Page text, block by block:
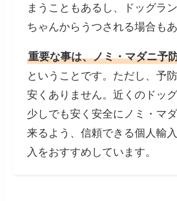
まうこともあるし、ドッグラ
ちゃんからうつされる場合もあ
重要な事は、ノミ・マダニ予
ということです。ただし、予
安くありません。近くのドッグ
少しでも安く安全にノミ・マ
来るよう、信頼できる個人輸
入をおすすめしています。